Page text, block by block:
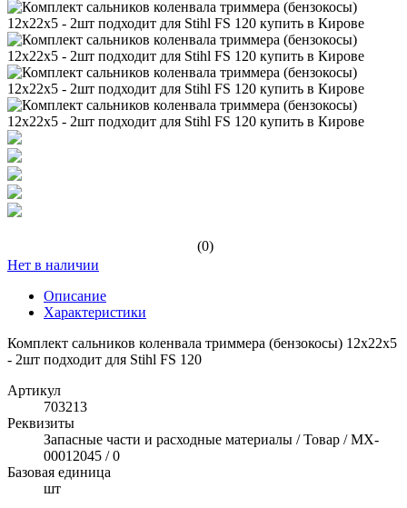
(0)
Нет в наличии
Описание
Характеристики
Комплект сальников коленвала триммера (бензокосы) 12х22х5
- 2шт подходит для Stihl FS 120
Артикул
703213
Реквизиты
Запасные части и расходные материалы / Товар / MX-
00012045 / 0
Базовая единица
шт